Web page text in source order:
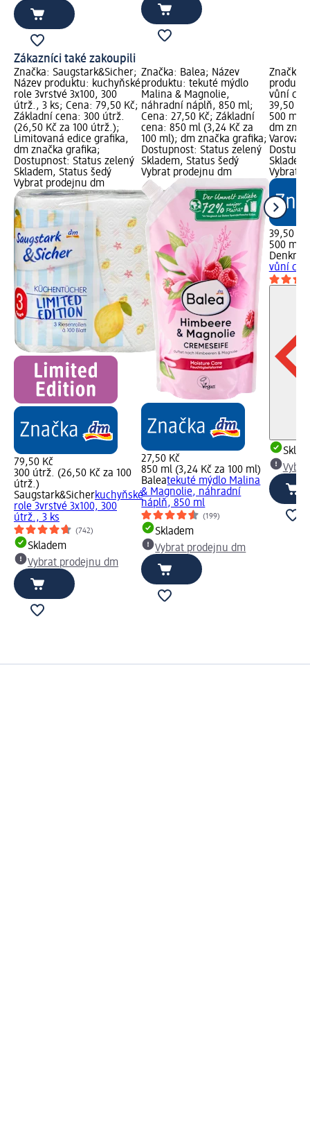
Zákazníci také zakoupili
Značka: Saugstark&Sicher;
Název produktu: kuchyňské
role 3vrstvé 3x100, 300
útrž., 3 ks; Cena: 79,50 Kč;
Základní cena: 300 útrž.
(26,50 Kč za 100 útrž.);
Limitovaná edice grafika,
dm značka grafika;
Dostupnost: Status zelený
Skladem, Status šedý
Vybrat prodejnu dm
79,50 Kč
300 útrž. (26,50 Kč za 100
útrž.)
Saugstark&Sicherkuchyňské
role 3vrstvé 3x100, 300
útrž., 3 ks
(742)
Skladem
Vybrat prodejnu dm
Značka: Balea; Název
produktu: tekuté mýdlo
Malina & Magnolie,
náhradní náplň, 850 ml;
Cena: 27,50 Kč; Základní
cena: 850 ml (3,24 Kč za
100 ml); dm značka grafika;
Dostupnost: Status zelený
Skladem, Status šedý
Vybrat prodejnu dm
27,50 Kč
850 ml (3,24 Kč za 100 ml)
Baleatekuté mýdlo Malina
& Magnolie, náhradní
náplň, 850 ml
(199)
Skladem
Vybrat prodejnu dm
Značka:
vůní
39,50
500 ml
dm
Vybrat
39,50 Kč
500 ml
Denkmit
vůní